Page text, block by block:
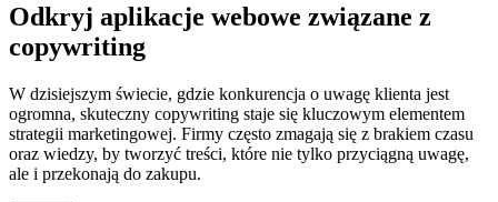
Odkryj aplikacje webowe związane z
copywriting
W dzisiejszym świecie, gdzie konkurencja o uwagę klienta jest
ogromna, skuteczny copywriting staje się kluczowym elementem
strategii marketingowej. Firmy często zmagają się z brakiem czasu
oraz wiedzy, by tworzyć treści, które nie tylko przyciągną uwagę,
ale i przekonają do zakupu.